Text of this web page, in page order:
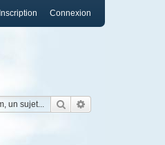
Connexion
Inscription
Rechercher